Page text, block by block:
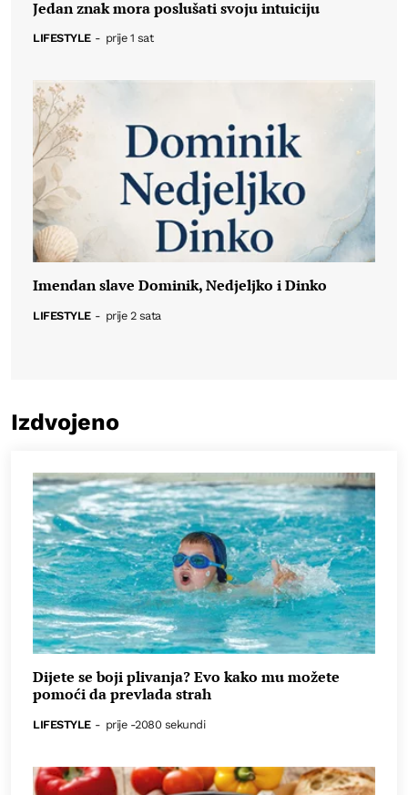
Jedan znak mora poslušati svoju intuiciju
LIFESTYLE - prije 1 sat
Imendan slave Dominik, Nedjeljko i Dinko
LIFESTYLE - prije 2 sata
Izdvojeno
Dijete se boji plivanja? Evo kako mu možete
pomoći da prevlada strah
LIFESTYLE - prije -2080 sekundi